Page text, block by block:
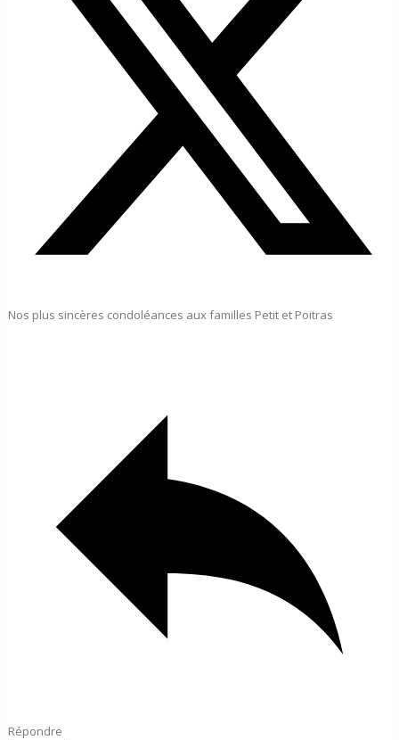
Nos plus sincères condoléances aux familles Petit et Poitras
Répondre